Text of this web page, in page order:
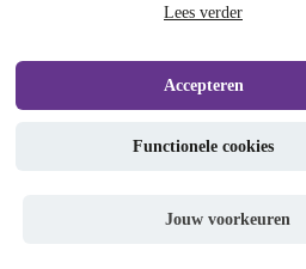
Lees verder
Accepteren
Functionele cookies
Jouw voorkeuren